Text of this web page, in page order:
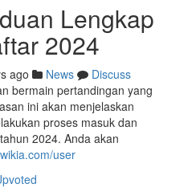
Lengkap
2024
ago News
Discuss
bermain pertandingan yang
ini akan menjelaskan
proses masuk dan
2024. Anda akan
user